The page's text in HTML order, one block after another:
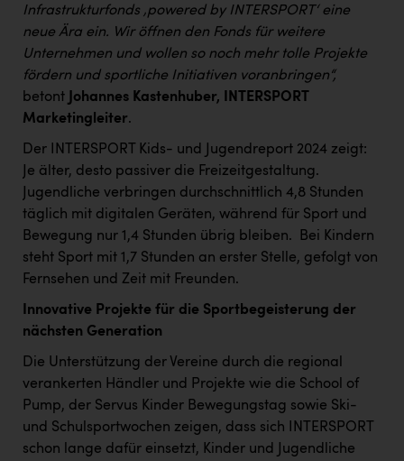
Infrastrukturfonds ‚powered by INTERSPORT‘ eine
neue Ära ein. Wir öffnen den Fonds für weitere
Unternehmen und wollen so noch mehr tolle Projekte
fördern und sportliche Initiativen voranbringen“,
betont
Johannes Kastenhuber, INTERSPORT
Marketingleiter.
Der INTERSPORT Kids- und Jugendreport 2024 zeigt:
Je älter, desto passiver die Freizeitgestaltung.
Jugendliche verbringen durchschnittlich 4,8 Stunden
täglich mit digitalen Geräten, während für Sport und
Bewegung nur 1,4 Stunden übrig bleiben. ​ Bei Kindern
steht Sport mit 1,7 Stunden an erster Stelle, gefolgt von
Fernsehen und Zeit mit Freunden. ​
Innovative Projekte für die Sportbegeisterung der
nächsten Generation
Die Unterstützung der Vereine durch die regional
verankerten Händler und Projekte wie die School of
Pump, der Servus Kinder Bewegungstag sowie Ski-
und Schulsportwochen zeigen, dass sich INTERSPORT
schon lange dafür einsetzt, Kinder und Jugendliche